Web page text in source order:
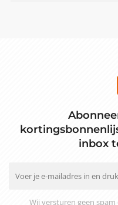
inbox
Wij versturen geen